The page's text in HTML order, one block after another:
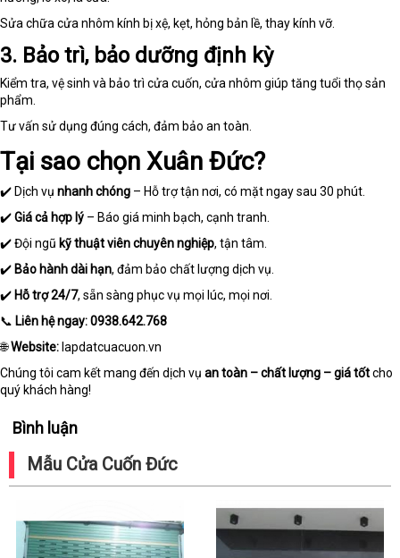
Sửa chữa cửa nhôm kính bị xệ, kẹt, hỏng bản lề, thay kính vỡ.
3. Bảo trì, bảo dưỡng định kỳ
Kiểm tra, vệ sinh và bảo trì cửa cuốn, cửa nhôm giúp tăng tuổi thọ sản
phẩm.
Tư vấn sử dụng đúng cách, đảm bảo an toàn.
Tại sao chọn Xuân Đức?
✔️ Dịch vụ nhanh chóng – Hỗ trợ tận nơi, có mặt ngay sau 30 phút.
✔️Giá cả hợp lý – Báo giá minh bạch, cạnh tranh.
✔️ Đội ngũ kỹ thuật viên chuyên nghiệp, tận tâm.
✔️ Bảo hành dài hạn, đảm bảo chất lượng dịch vụ.
✔️ Hỗ trợ 24/7, sẵn sàng phục vụ mọi lúc, mọi nơi.
📞 Liên hệ ngay:0938.642.768
🌐Website: lapdatcuacuon.vn
Chúng tôi cam kết mang đến dịch vụ an toàn – chất lượng – giá tốtcho
quý khách hàng!
Bình luận
Mẫu Cửa Cuốn Đức